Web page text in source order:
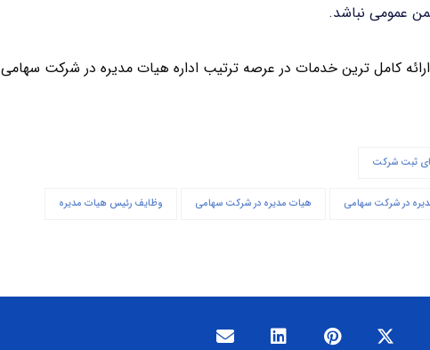
عمومی نباشد.
کامل ترین خدمات در عرصه ترتیب اداره هیات مدیره در شرکت سهامی
ثبت شرکت
در شرکت سهامی هیات مدیره در شرکت سهامی وظایف رئیس هیات مدیره